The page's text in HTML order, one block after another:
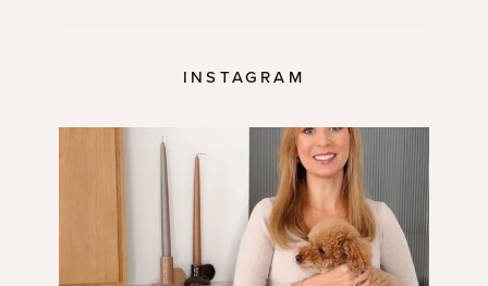
INSTAGRAM